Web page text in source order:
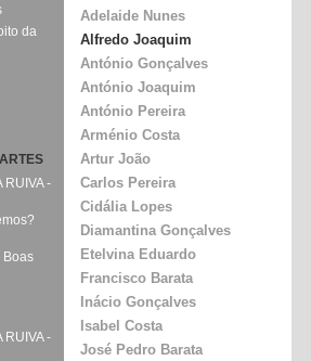
Adelaide Nunes
Alfredo Joaquim
António Gonçalves
António Joaquim
António Pereira
Arménio Costa
Artur João
Carlos Pereira
Cidália Lopes
Diamantina Gonçalves
Etelvina Eduardo
Francisco Barata
Inácio Gonçalves
Isabel Costa
José Pedro Barata
da
RUIVA -
Boas
RUIVA -